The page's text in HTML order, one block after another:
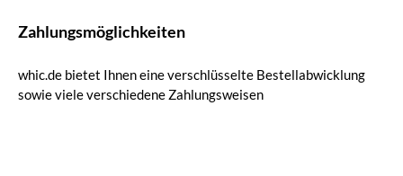
Zahlungsmöglichkeiten
whic.de bietet Ihnen eine verschlüsselte Bestellabwicklung
sowie viele verschiedene Zahlungsweisen